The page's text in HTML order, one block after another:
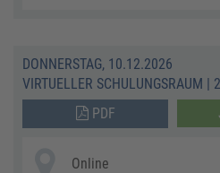
DONNERSTAG, 10.12.2026
VIRTUELLER SCHULUNGSRAUM |
PDF
Online